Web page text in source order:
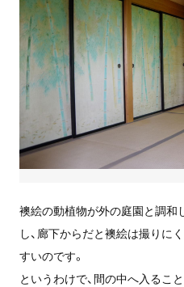
襖絵の動植物が外の庭園と調和
し、廊下からだと襖絵は撮りに
すいのです。
というわけで、間の中へ入るこ